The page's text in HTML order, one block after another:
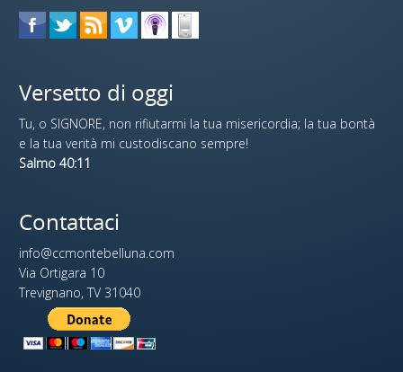
Versetto di oggi
Tu, o SIGNORE, non rifiutarmi la tua misericordia; la tua bontà
e la tua verità mi custodiscano sempre!
Salmo 40:11
Contattaci
info@ccmontebelluna.com
Via Ortigara 10
Trevignano, TV 31040